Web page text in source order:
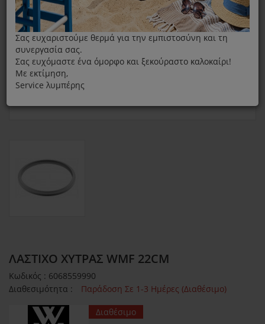
ΛΑΣΤΙΧΟ ΧΥΤΡΑΣ WMF 22CM
Κωδικός : 6068559990
Διαθεσιμότητα :
Παράδοση Σε 1-3 Ημέρες (Διαθέσιμο)
Διαθέσιμο
Σας ευχαριστούμε θερμά για την εμπιστοσύνη και τη
συνεργασία σας.
Σας ευχόμαστε ένα όμορφο και ξεκούραστο καλοκαίρι!
Με εκτίμηση,
Service λυμπέρης